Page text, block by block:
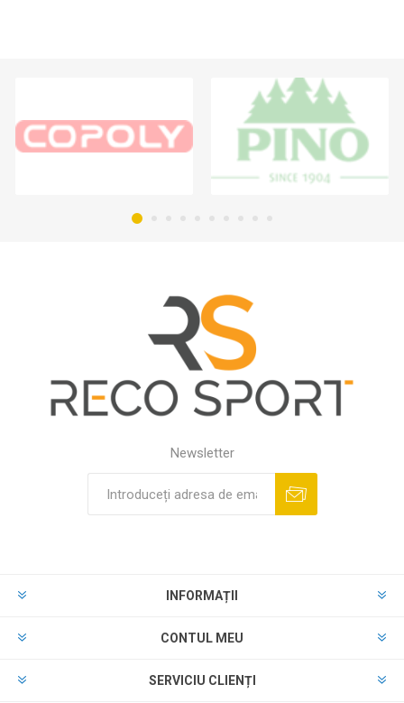
Newsletter
INFORMAȚII
CONTUL MEU
SERVICIU CLIENȚI